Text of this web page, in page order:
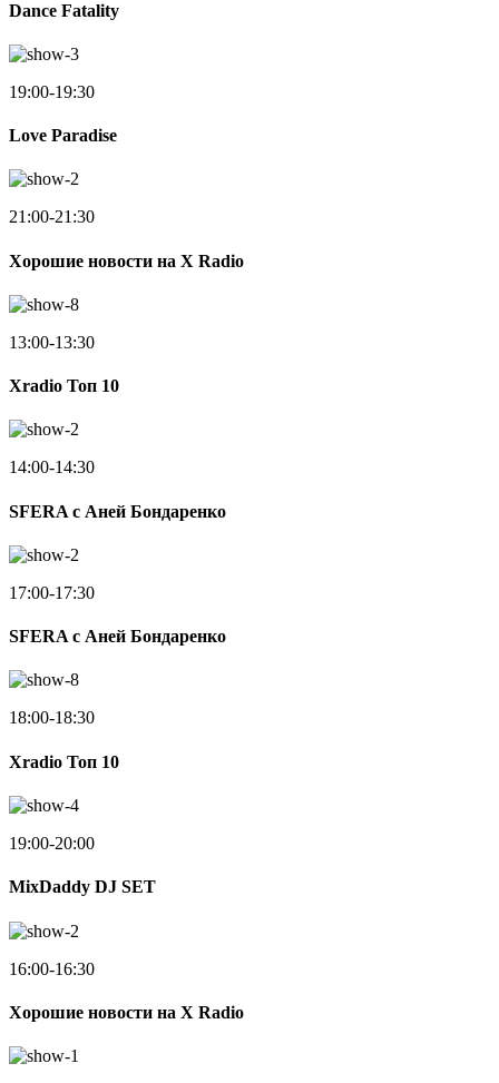
Dance Fatality
19:00-19:30
Love Paradise
21:00-21:30
Хорошие новости на X Radio
13:00-13:30
Xradio Топ 10
14:00-14:30
SFERA с Аней Бондаренко
17:00-17:30
SFERA с Аней Бондаренко
18:00-18:30
Xradio Топ 10
19:00-20:00
MixDaddy DJ SET
16:00-16:30
Хорошие новости на X Radio